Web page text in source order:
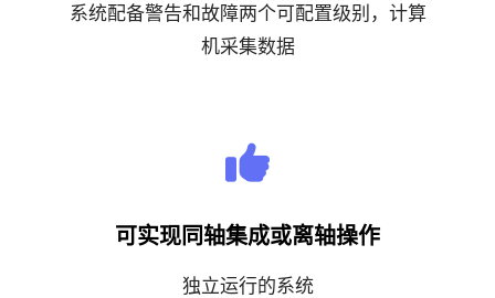
系统配备警告和故障两个可配置级别，计算
机采集数据
可实现同轴集成或离轴操作
独立运行的系统